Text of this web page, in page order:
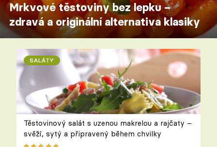
Mrkvové těstoviny bez lepku –
zdravá a originální alternativa klasiky
SALÁTY
Těstovinový salát s uzenou makrelou a rajčaty –
svěží, sytý a připravený během chvilky